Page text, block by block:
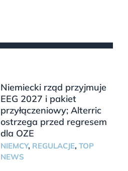
Niemiecki rząd przyjmuje
EEG 2027 i pakiet
przyłączeniowy; Alterric
ostrzega przed regresem
dla OZE
NIEMCY, REGULACJE, TOP
NEWS